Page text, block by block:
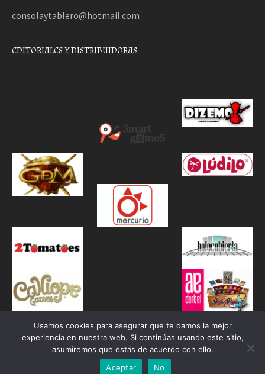
consolaytablero@hotmail.com
EDITORIALES Y DISTRIBUIDORAS
Proudly powered by WordPress|Theme: Awaken by
Usamos cookies para asegurar que te damos la mejor
experiencia en nuestra web. Si continúas usando este sitio,
asumiremos que estás de acuerdo con ello.
Aceptar
No